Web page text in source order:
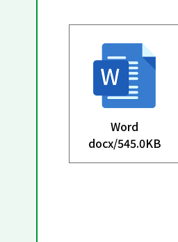
Word
docx/545.0KB